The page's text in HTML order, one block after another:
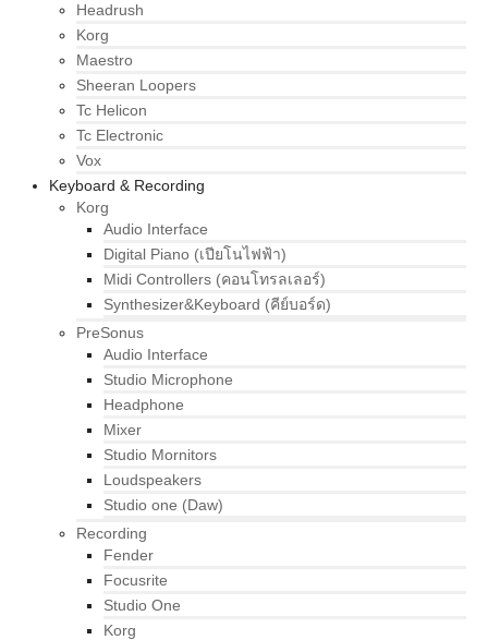
Headrush
Korg
Maestro
Sheeran Loopers
Tc Helicon
Tc Electronic
Vox
Keyboard & Recording
Korg
Audio Interface
Digital Piano (เปียโนไฟฟ้า)
Midi Controllers (คอนโทรลเลอร์)
Synthesizer&Keyboard (คีย์บอร์ด)
PreSonus
Audio Interface
Studio Microphone
Headphone
Mixer
Studio Mornitors
Loudspeakers
Studio one (Daw)
Recording
Fender
Focusrite
Studio One
Korg